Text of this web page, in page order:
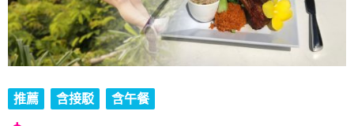
推薦 含接駁 含午餐